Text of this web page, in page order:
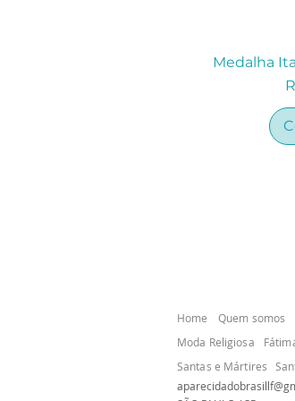
Medalha
Home Quem somos
Moda Religiosa
Santas e Mártires